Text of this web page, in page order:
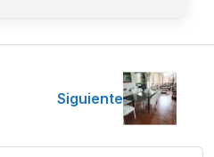
Siguiente